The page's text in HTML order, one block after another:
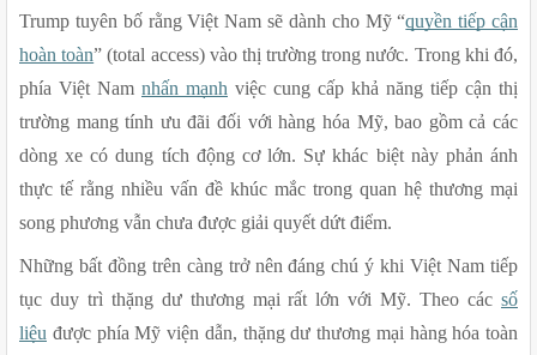
Trump tuyên bố rằng Việt Nam sẽ dành cho Mỹ “quyền tiếp cận
hoàn toàn” (total access) vào thị trường trong nước. Trong khi đó,
phía Việt Nam nhấn mạnh việc cung cấp khả năng tiếp cận thị
trường mang tính ưu đãi đối với hàng hóa Mỹ, bao gồm cả các
dòng xe có dung tích động cơ lớn. Sự khác biệt này phản ánh
thực tế rằng nhiều vấn đề khúc mắc trong quan hệ thương mại
song phương vẫn chưa được giải quyết dứt điểm.
Những bất đồng trên càng trở nên đáng chú ý khi Việt Nam tiếp
tục duy trì thặng dư thương mại rất lớn với Mỹ. Theo các số
liệu được phía Mỹ viện dẫn, thặng dư thương mại hàng hóa toàn